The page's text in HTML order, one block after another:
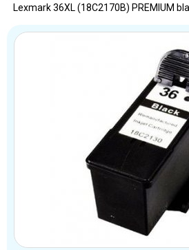
Lexmark 36XL (18C2170B) PREMIUM